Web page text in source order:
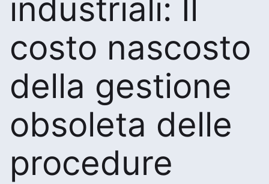
industriali: Il
costo nascosto
della gestione
obsoleta delle
procedure